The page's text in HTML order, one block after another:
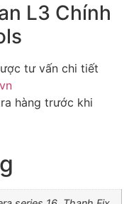
L3 Chính
tư vấn chi tiết
hàng trước khi